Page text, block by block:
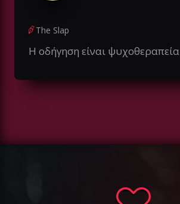
The Slap
Η οδήγηση είναι ψυχοθεραπεία